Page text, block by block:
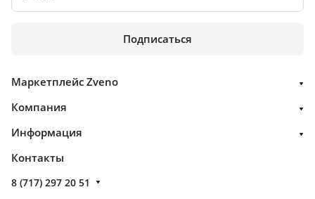
Подписаться
Маркетплейс Zveno
Компания
Информация
Контакты
8 (717) 297 20 51